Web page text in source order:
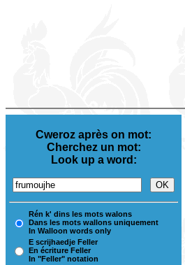
Cweroz après on mot:
Cherchez un mot:
Look up a word:
Rén k' dins les mots walons
Dans les mots wallons uniquement
In Walloon words only
E scrijhaedje Feller
En écriture Feller
In "Feller" notation